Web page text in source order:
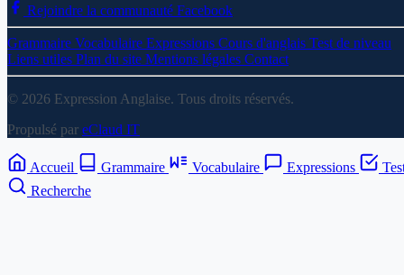
Rejoindre la communauté Facebook
Grammaire Vocabulaire Expressions Cours d'anglais Test de niveau
Liens utiles Plan du site Mentions légales Contact
© 2026 Expression Anglaise. Tous droits réservés.
Propulsé par eClaud IT
Accueil Grammaire Vocabulaire Expressions
Recherche